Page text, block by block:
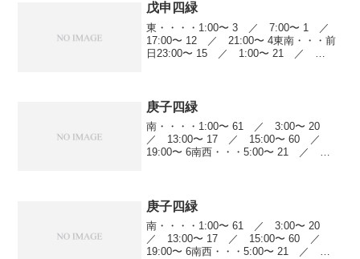
戊申四緑
東・・・・1:00〜 3 ／ 7:00〜 1 ／
17:00〜 12 ／ 21:00〜 4東南・・・前
日23:00〜 15 ／ 1:00〜 21 ／
庚子四緑
南・・・・1:00〜 61 ／ 3:00〜 20
／ 13:00〜 17 ／ 15:00〜 60 ／
19:00〜 6南西・・・5:00〜 21 ／
庚子四緑
南・・・・1:00〜 61 ／ 3:00〜 20
／ 13:00〜 17 ／ 15:00〜 60 ／
19:00〜 6南西・・・5:00〜 21 ／